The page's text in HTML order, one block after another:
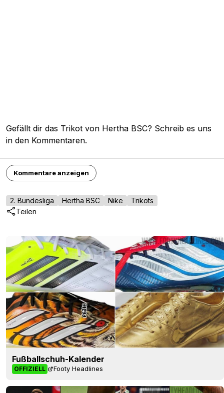
Gefällt dir das Trikot von Hertha BSC? Schreib es uns
in den Kommentaren.
Kommentare anzeigen
2. Bundesliga Hertha BSC Nike
Trikots
Teilen
Fußballschuh-Kalender
OFFIZIELL Footy Headlines